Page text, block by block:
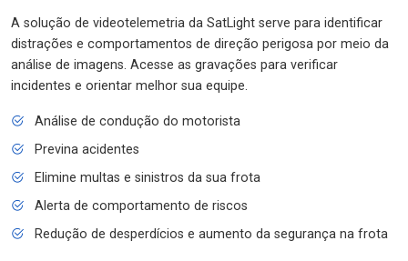
A solução de videotelemetria da SatLight serve para identificar
distrações e comportamentos de direção perigosa por meio da
análise de imagens. Acesse as gravações para verificar
incidentes e orientar melhor sua equipe.
Análise de condução do motorista
Previna acidentes
Elimine multas e sinistros da sua frota
Alerta de comportamento de riscos
Redução de desperdícios e aumento da segurança na frota